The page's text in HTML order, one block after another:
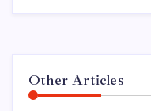
Other Articles